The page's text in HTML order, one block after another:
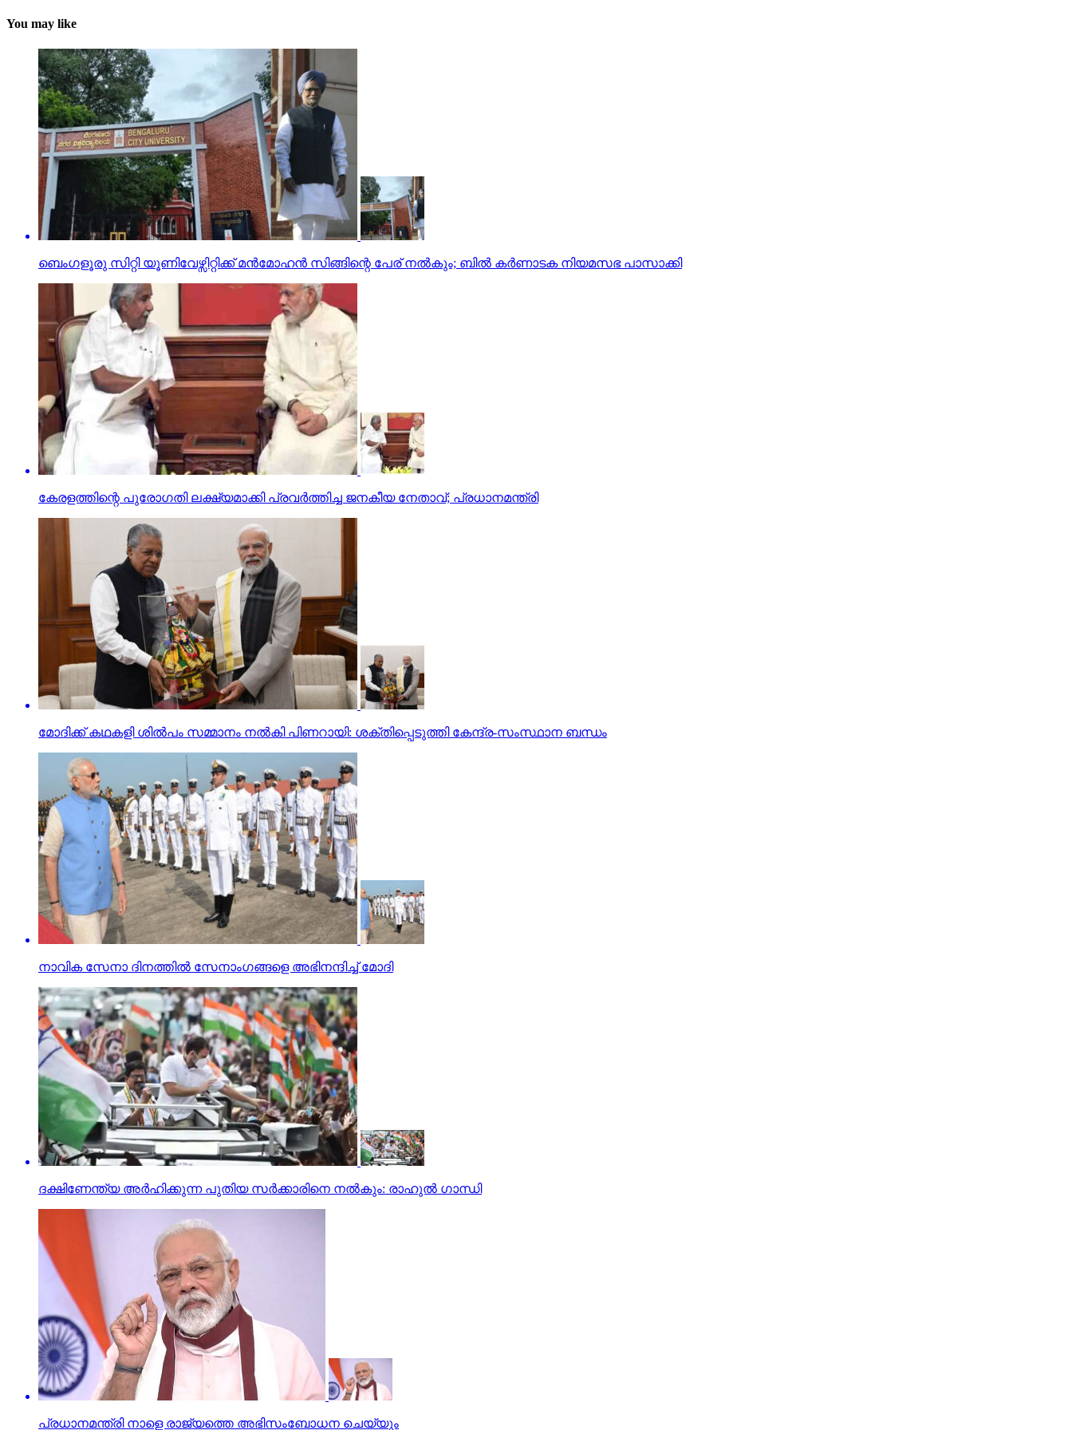
You may like
ബെംഗളൂരു സിറ്റി യൂണിവേഴ്സിറ്റിക്ക് മന്‍മോഹന്‍ സിങ്ങിന്റെ പേര് നല്‍കും; ബില്‍ കര്‍ണാടക നിയമസഭ പാസാക്കി
കേരളത്തിന്റെ പുരോഗതി ലക്ഷ്യമാക്കി പ്രവര്‍ത്തിച്ച ജനകീയ നേതാവ്; പ്രധാനമന്ത്രി
മോദിക്ക് കഥകളി ശില്‍പം സമ്മാനം നല്‍കി പിണറായി: ശക്തിപ്പെടുത്തി കേന്ദ്ര-സംസ്ഥാന ബന്ധം
നാവിക സേനാ ദിനത്തില്‍ സേനാംഗങ്ങളെ അഭിനന്ദിച്ച് മോദി
ദക്ഷിണേന്ത്യ അർഹിക്കുന്ന പുതിയ സർക്കാരിനെ നൽകും: രാഹുൽ ഗാന്ധി
പ്രധാനമന്ത്രി നാളെ രാജ്യത്തെ അഭിസംബോധന ചെയ്യും